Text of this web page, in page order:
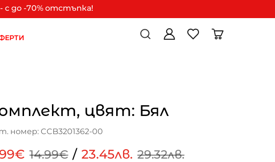
с до -70% отстъпка!
цвят: Бял
номер: CCB3201362-00
14.99€ / 23.45лв. 29.32лв.